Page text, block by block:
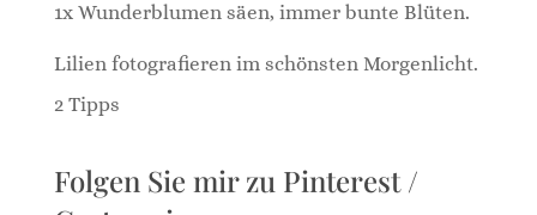
1x Wunderblumen säen, immer bunte Blüten.
Lilien fotografieren im schönsten Morgenlicht.
2 Tipps
Folgen Sie mir zu Pinterest /